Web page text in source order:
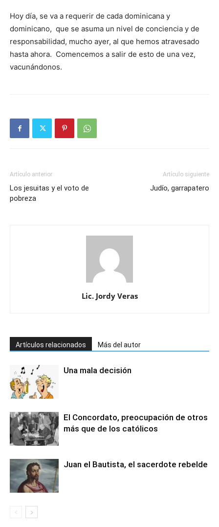
Hoy día, se va a requerir de cada dominicana y
dominicano, que se asuma un nivel de conciencia y de
responsabilidad, mucho ayer, al que hemos atravesado
hasta ahora. Comencemos a salir de esto de una vez,
vacunándonos.
Artículo anterior
Los jesuitas y el voto de
pobreza
Artículo siguiente
Judío, garrapatero
Lic. Jordy Veras
Artículos relacionados Más del autor
Una mala decisión
El Concordato, preocupación de otros
más que de los católicos
Juan el Bautista, el sacerdote rebelde